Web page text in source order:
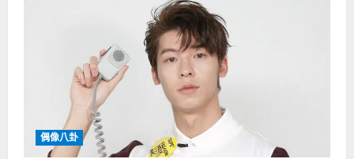
偶像八卦